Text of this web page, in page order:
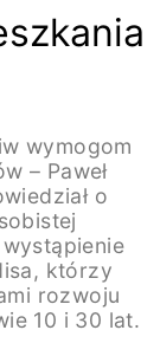
wymogom
– Paweł
o
którzy
rozwoju
10 i 30 lat.